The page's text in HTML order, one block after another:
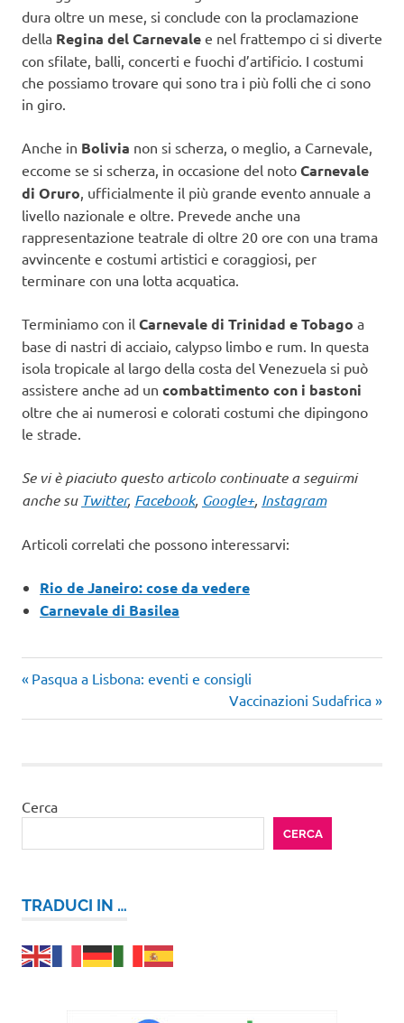
dura oltre un mese, si conclude con la proclamazione
della Regina del Carnevale e nel frattempo ci si diverte
con sfilate, balli, concerti e fuochi d’artificio. I costumi
che possiamo trovare qui sono tra i più folli che ci sono
in giro.
Anche in Bolivia non si scherza, o meglio, a Carnevale,
eccome se si scherza, in occasione del noto Carnevale
di Oruro, ufficialmente il più grande evento annuale a
livello nazionale e oltre. Prevede anche una
rappresentazione teatrale di oltre 20 ore con una trama
avvincente e costumi artistici e coraggiosi, per
terminare con una lotta acquatica.
Terminiamo con il Carnevale di Trinidad e Tobago a
base di nastri di acciaio, calypso limbo e rum. In questa
isola tropicale al largo della costa del Venezuela si può
assistere anche ad un combattimento con i bastoni
oltre che ai numerosi e colorati costumi che dipingono
le strade.
Se vi è piaciuto questo articolo continuate a seguirmi
anche su Twitter, Facebook, Google+, Instagram
Articoli correlati che possono interessarvi:
Rio de Janeiro: cose da vedere
Carnevale di Basilea
Navigazione
articoli
Articolo
Pasqua a Lisbona: eventi e consigli
Articolo
successivo:
Vaccinazioni Sudafrica
Cerca
CERCA
TRADUCI IN …